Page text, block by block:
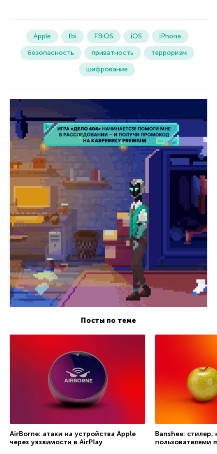
Apple fbi FBiOS iOS
iPhone
безопасность
приватность
терроризм
шифрование
Посты по теме
AirBorne: атаки на устройства Apple
через уязвимости в AirPlay
Banshee: стилер,
пользователями